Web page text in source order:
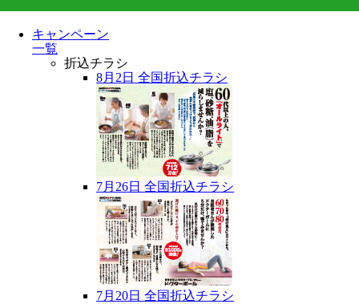
キャンペーン
一覧
折込チラシ
8月2日 全国折込チラシ
7月26日 全国折込チラシ
7月20日 全国折込チラシ